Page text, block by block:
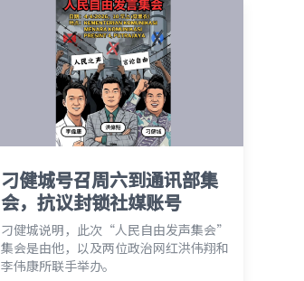
刁健城号召周六到通讯部集
会，抗议封锁社媒账号
刁健城说明，此次“人民自由发声集会”
集会是由他，以及两位政治网红洪伟翔和
李伟康所联手举办。